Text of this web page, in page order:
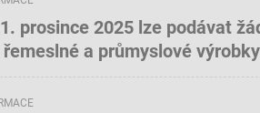
prosince 2025 lze podávat
řemeslné a průmyslové výrobky